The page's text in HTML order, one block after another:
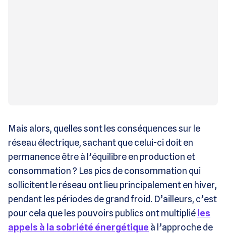
Mais alors, quelles sont les conséquences sur le
réseau électrique, sachant que celui-ci doit en
permanence être à l’équilibre en production et
consommation ? Les pics de consommation qui
sollicitent le réseau ont lieu principalement en hiver,
pendant les périodes de grand froid. D’ailleurs, c’est
pour cela que les pouvoirs publics ont multipliéles
appels à la sobriété énergétique à l’approche de